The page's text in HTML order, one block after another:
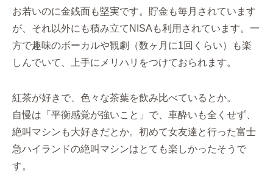
お若いのに金銭面も堅実です。貯金も毎月されています
が、それ以外にも積み立てNISAも利用されています。一
方で趣味のボーカルや観劇（数ヶ月に1回くらい）も楽
しんでいて、上手にメリハリをつけておられます。
紅茶が好きで、色々な茶葉を飲み比べているとか。
自慢は「平衡感覚が強いこと」で、車酔いも全くせず、
絶叫マシンも大好きだとか。初めて女友達と行った富士
急ハイランドの絶叫マシンはとても楽しかったそうで
す。